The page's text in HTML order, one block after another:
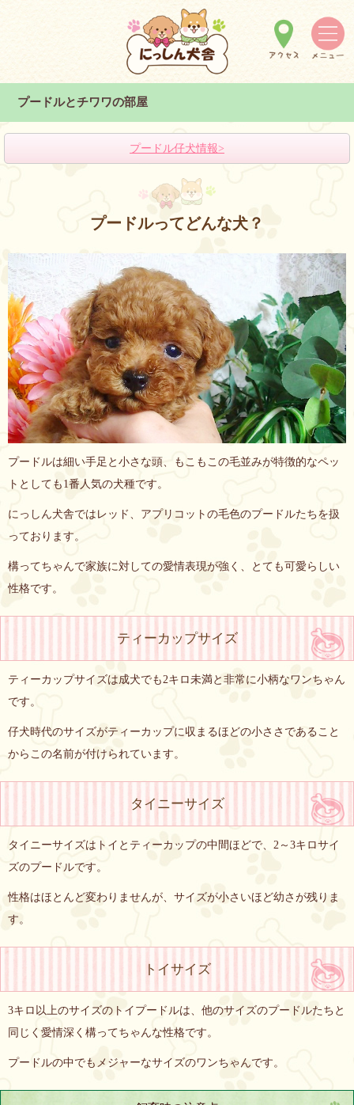
プードルとチワワの部屋
プードル仔犬情報>
プードルってどんな犬？
プードルは細い手足と小さな頭、もこもこの毛並みが特徴的なペッ
トとしても1番人気の犬種です。
にっしん犬舎ではレッド、アプリコットの毛色のプードルたちを扱
っております。
構ってちゃんで家族に対しての愛情表現が強く、とても可愛らしい
性格です。
ティーカップサイズ
ティーカップサイズは成犬でも2キロ未満と非常に小柄なワンちゃん
です。
仔犬時代のサイズがティーカップに収まるほどの小ささであること
からこの名前が付けられています。
タイニーサイズ
タイニーサイズはトイとティーカップの中間ほどで、2～3キロサイ
ズのプードルです。
性格はほとんど変わりませんが、サイズが小さいほど幼さが残りま
す。
トイサイズ
3キロ以上のサイズのトイプードルは、他のサイズのプードルたちと
同じく愛情深く構ってちゃんな性格です。
プードルの中でもメジャーなサイズのワンちゃんです。